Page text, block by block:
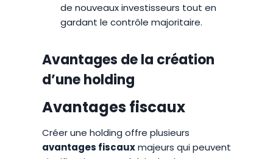
de nouveaux investisseurs tout en
gardant le contrôle majoritaire.
Avantages de la création
d’une holding
Avantages fiscaux
Créer une holding offre plusieurs
avantages fiscauxmajeurs qui peuvent